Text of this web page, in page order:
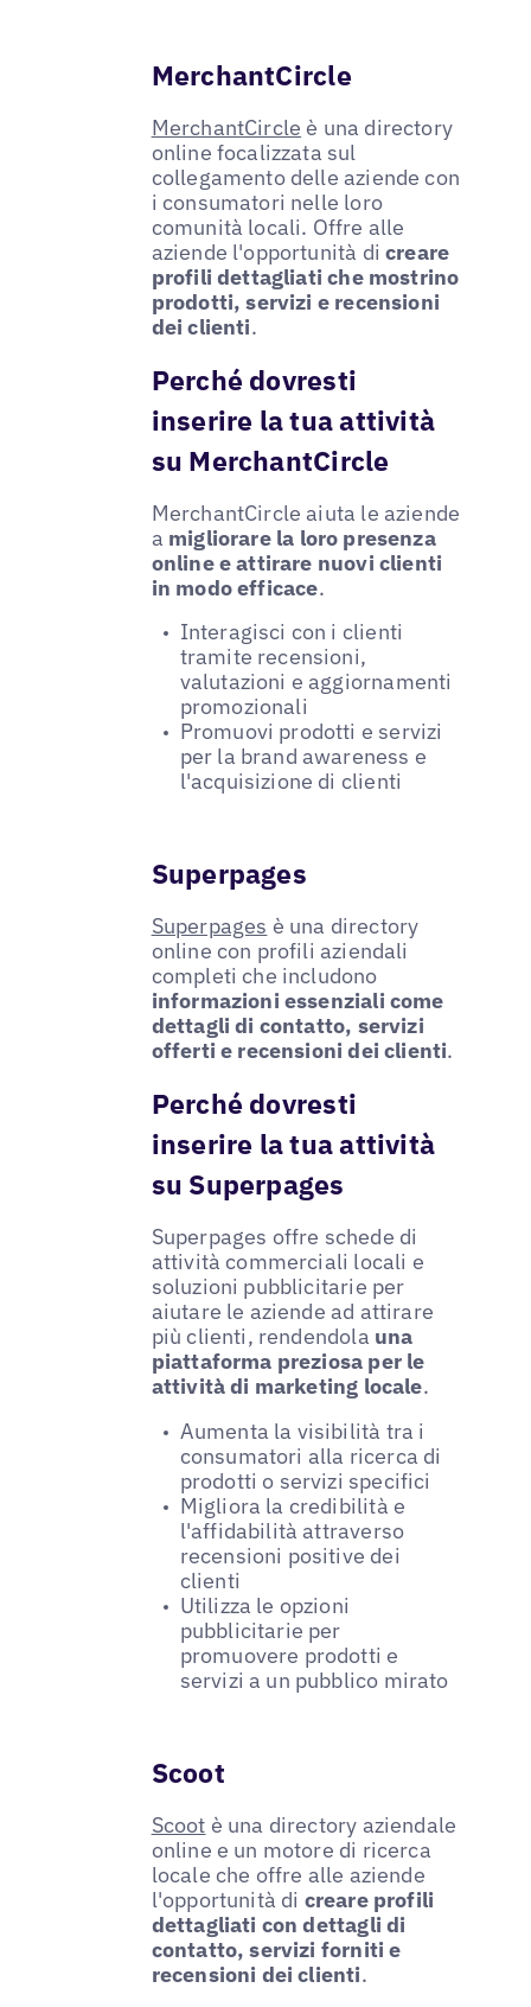
MerchantCircle
MerchantCircle è una directory
online focalizzata sul
collegamento delle aziende con
i consumatori nelle loro
comunità locali. Offre alle
aziende l'opportunità dicreare
profili dettagliati che mostrino
prodotti, servizi e recensioni
dei clienti.
Perché dovresti
inserire la tua attività
su MerchantCircle
MerchantCircle aiuta le aziende
a migliorare la loro presenza
online e attirare nuovi clienti
in modo efficace.
Interagisci con i clienti
tramite recensioni,
valutazioni e aggiornamenti
promozionali
Promuovi prodotti e servizi
per la brand awareness e
l'acquisizione di clienti
Superpages
Superpages è una directory
online con profili aziendali
completi che includono
informazioni essenziali come
dettagli di contatto, servizi
offerti e recensioni dei clienti.
Perché dovresti
inserire la tua attività
su Superpages
Superpages offre schede di
attività commerciali locali e
soluzioni pubblicitarie per
aiutare le aziende ad attirare
più clienti, rendendola una
piattaforma preziosa per le
attività di marketing locale.
Aumenta la visibilità tra i
consumatori alla ricerca di
prodotti o servizi specifici
Migliora la credibilità e
l'affidabilità attraverso
recensioni positive dei
clienti
Utilizza le opzioni
pubblicitarie per
promuovere prodotti e
servizi a un pubblico mirato
Scoot
Scoot è una directory aziendale
online e un motore di ricerca
locale che offre alle aziende
l'opportunità di creare profili
dettagliati con dettagli di
contatto, servizi forniti e
recensioni dei clienti.